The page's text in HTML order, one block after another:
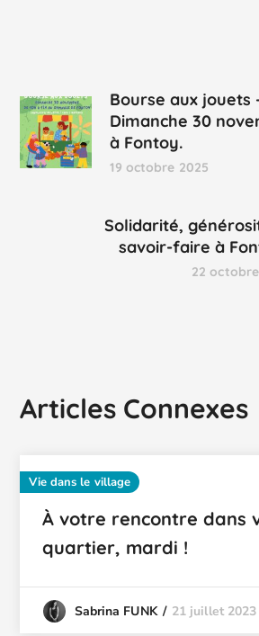
Bourse aux jouets
Dimanche 30
à Fontoy.
19 octobre 2025
Solidarité,
savoir-faire à
22
Articles Connexes
Vie dans le village
À votre rencontre dans
quartier, mardi !
Sabrina FUNK 21 juillet 2023